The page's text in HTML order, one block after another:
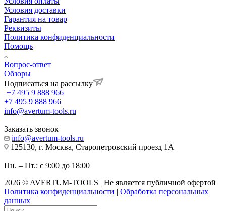
Условия доставки
Гарантия на товар
Реквизиты
Политика конфиденциальности
Помощь
Вопрос-ответ
Обзоры
Подписаться на рассылку
+7 495 9 888 966
+7 495 9 888 966
info@avertum-tools.ru
Заказать звонок
info@avertum-tools.ru
125130, г. Москва, Старопетровский проезд 1А
Пн. – Пт.: с 9:00 до 18:00
2026 © AVERTUM-TOOLS | Не является публичной офертой
Политика конфиденциальности | Обработка персональных
данных